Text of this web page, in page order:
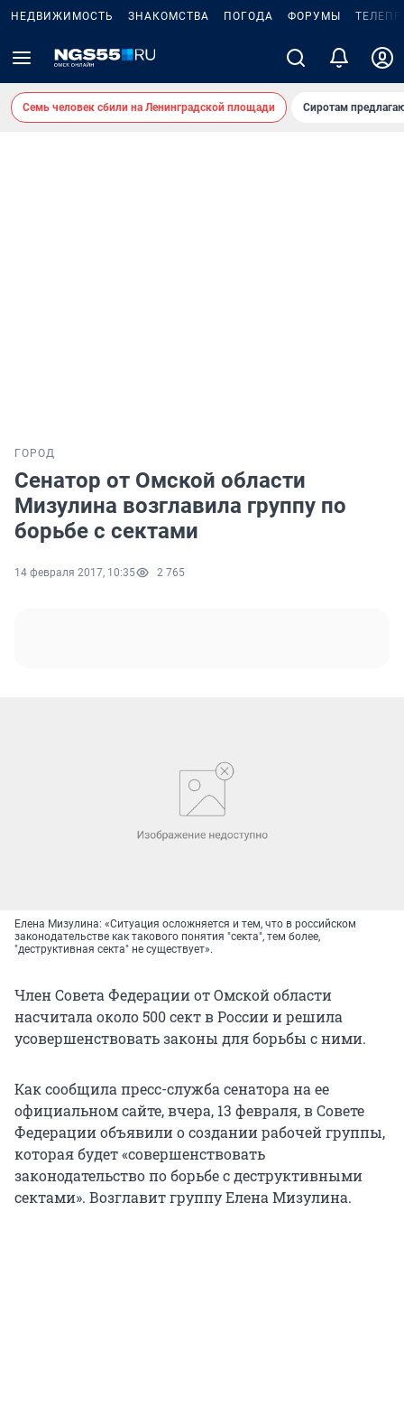
НЕДВИЖИМОСТЬ ЗНАКОМСТВА ПОГОДА ФОРУМЫ
Семь человек сбили на Ленинградской площади Сиротам
ГОРОД
Сенатор от Омской области
Мизулина возглавила группу по
борьбе с сектами
14 февраля 2017, 10:35 2 765
Елена Мизулина: «Ситуация осложняется и тем, что в российском
законодательстве как такового понятия "секта", тем более,
"деструктивная секта" не существует».
Член Совета Федерации от Омской области
насчитала около 500 сект в России и решила
усовершенствовать законы для борьбы с ними.
Как сообщила пресс-служба сенатора на ее
официальном сайте, вчера, 13 февраля, в Совете
Федерации объявили о создании рабочей группы,
которая будет «совершенствовать
законодательство по борьбе с деструктивными
сектами». Возглавит группу Елена Мизулина.